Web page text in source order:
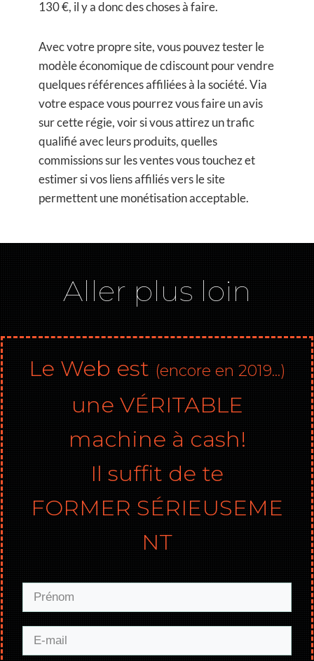
130 €, il y a donc des choses à faire.
Avec votre propre site, vous pouvez tester le
modèle économique de cdiscount pour vendre
quelques références affiliées à la société. Via
votre espace vous pourrez vous faire un avis
sur cette régie, voir si vous attirez un trafic
qualifié avec leurs produits, quelles
commissions sur les ventes vous touchez et
estimer si vos liens affiliés vers le site
permettent une monétisation acceptable.
Aller plus loin
Le Web est (encore en 2019...)
une VÉRITABLE
machine à cash!
Il suffit de te
FORMER SÉRIEUSEME
NT